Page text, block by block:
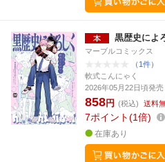
黒歴史によ
マーブルコミックス
（1件）
軟式こんにゃく
2026年05月22日頃発売
858円 (税込) 送料
7ポイント 1倍
在庫あり